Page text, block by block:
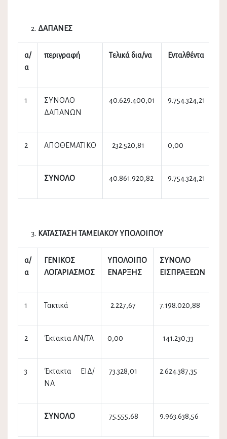
ΔΑΠΑΝΕΣ
α/
α
περιγραφή Τελικά δια/να Ενταλθέντα
1
ΣΥΝΟΛΟ
ΔΑΠΑΝΩΝ
40.629.400,01 9.754.324,21
2 ΑΠΟΘΕΜΑΤΙΚΟ 232.520,81 0,00
ΣΥΝΟΛΟ 40.861.920,82 9.754.324,21
ΚΑΤΑΣΤΑΣΗ ΤΑΜΕΙΑΚΟΥ ΥΠΟΛΟΙΠΟΥ
α/
α
ΓΕΝΙΚΟΣ
ΛΟΓΑΡΙΑΣΜΟΣ
ΥΠΟΛΟΙΠΟ
ΕΝΑΡΞΗΣ
ΣΥΝΟΛΟ
ΕΙΣΠΡΑΞΕΩΝ
1 Τακτικά 2.227,67 7.198.020,88
2 Έκτακτα ΑΝ/ΤΑ 0,00 141.230,33
3
Έκτακτα ΕΙΔ/
ΝΑ
73.328,01 2.624.387,35
ΣΥΝΟΛΟ 75.555,68 9.963.638,56